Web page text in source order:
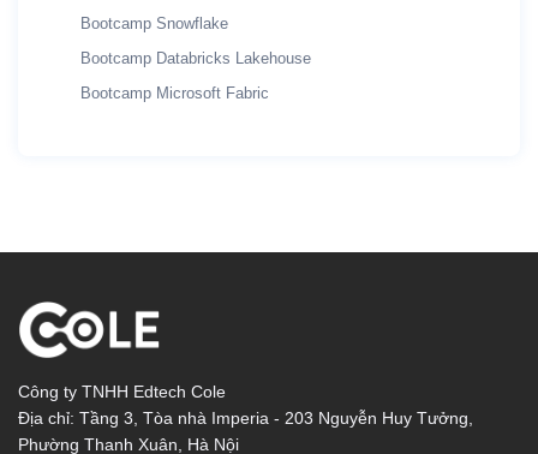
Bootcamp Snowflake
Bootcamp Databricks Lakehouse
Bootcamp Microsoft Fabric
Công ty TNHH Edtech Cole
Địa chỉ: Tầng 3, Tòa nhà Imperia - 203 Nguyễn Huy Tưởng,
Phường Thanh Xuân, Hà Nội